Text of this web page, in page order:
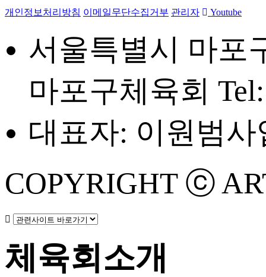
개인정보처리방침 이메일무단수집거부 관리자 Youtube
서울특별시 마포
마포구체육회
대표자: 이원범사
COPYRIGHT ⓒ
체육회소개